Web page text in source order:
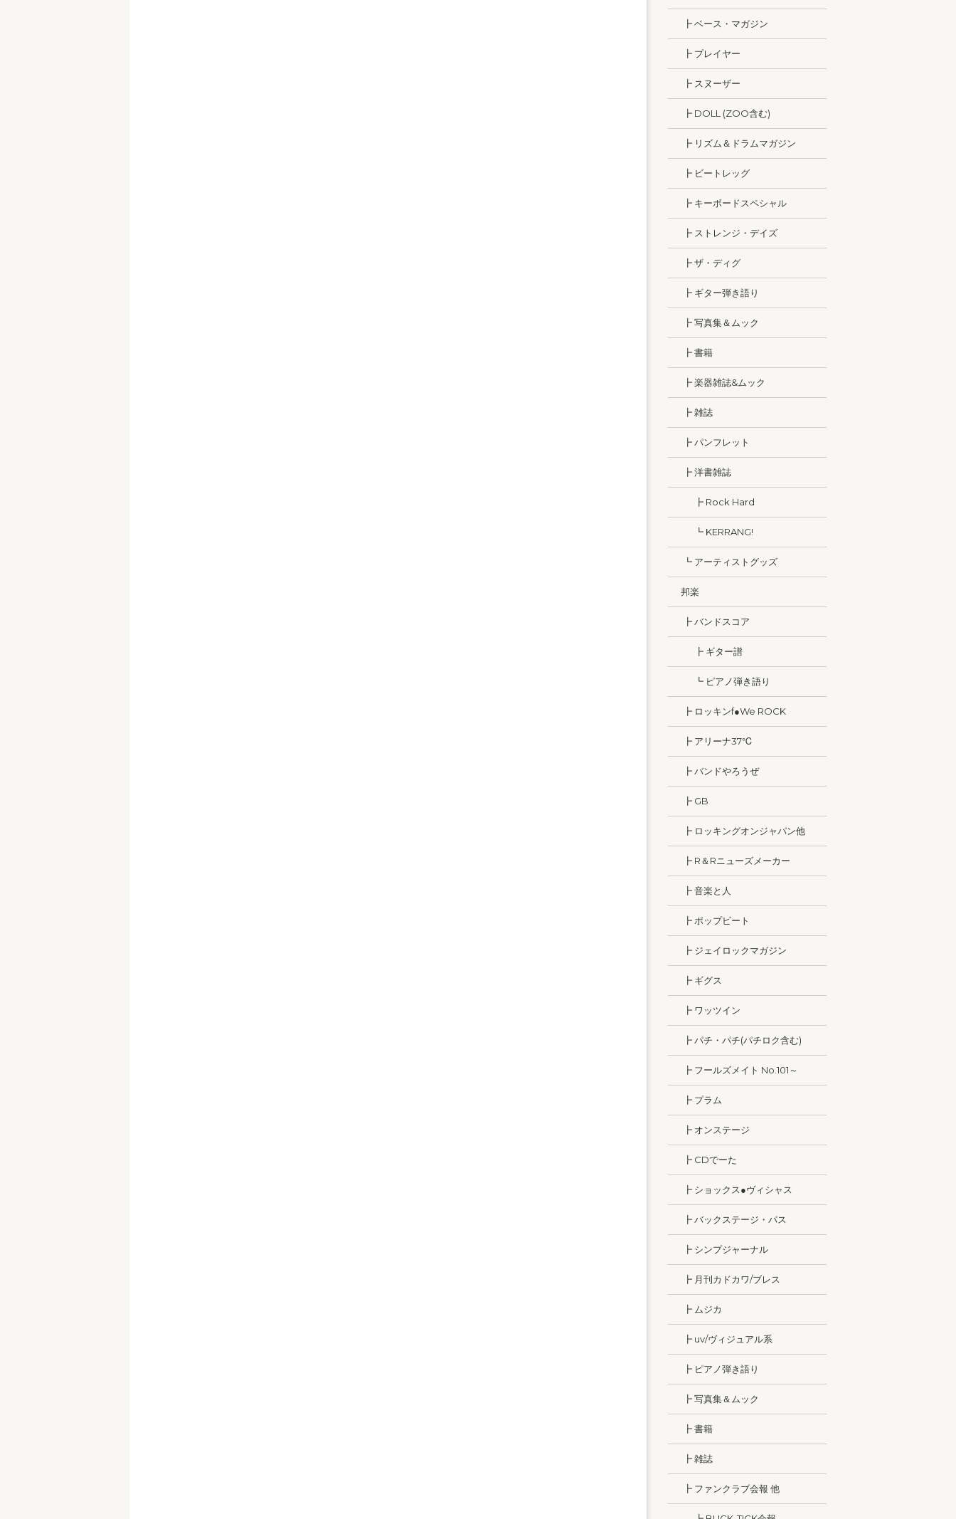
┣ ベース・マガジン
┣ プレイヤー
┣ スヌーザー
┣ DOLL (ZOO含む)
┣ リズム＆ドラムマガジン
┣ ビートレッグ
┣ キーボードスペシャル
┣ ストレンジ・デイズ
┣ ザ・ディグ
┣ ギター弾き語り
┣ 写真集＆ムック
┣ 書籍
┣ 楽器雑誌&ムック
┣ 雑誌
┣ パンフレット
┣ 洋書雑誌
┣ Rock Hard
┗ KERRANG!
┗ アーティストグッズ
邦楽
┣ バンドスコア
┣ ギター譜
┗ ピアノ弾き語り
┣ ロッキンf●We ROCK
┣ アリーナ37℃
┣ バンドやろうぜ
┣ GB
┣ ロッキングオンジャパン他
┣ R＆Rニューズメーカー
┣ 音楽と人
┣ ポップビート
┣ ジェイロックマガジン
┣ ギグス
┣ ワッツイン
┣ パチ・パチ(パチロク含む)
┣ フールズメイト No.101～
┣ プラム
┣ オンステージ
┣ CDでーた
┣ ショックス●ヴィシャス
┣ バックステージ・パス
┣ シンプジャーナル
┣ 月刊カドカワ/ブレス
┣ ムジカ
┣ uv/ヴィジュアル系
┣ ピアノ弾き語り
┣ 写真集＆ムック
┣ 書籍
┣ 雑誌
┣ ファンクラブ会報 他